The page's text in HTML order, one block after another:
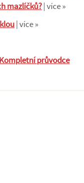
mazlíčků?| více »
| více »
průvodce